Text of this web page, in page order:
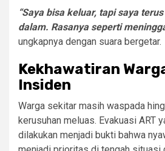
“Saya bisa keluar, tapi saya
dalam. Rasanya seperti
ungkapnya dengan suara bergetar.
Kekhawatiran
Insiden
Warga sekitar masih waspada
kerusuhan meluas. Evakuasi ART
dilakukan menjadi bukti bahwa